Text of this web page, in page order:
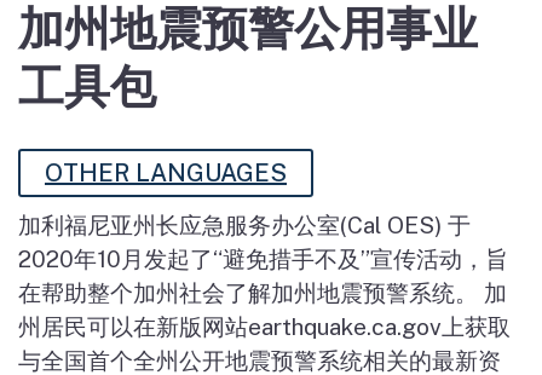
加州地震预警公用事业
工具包
OTHER LANGUAGES
加利福尼亚州长应急服务办公室(Cal OES) 于
2020年10月发起了“避免措手不及”宣传活动，旨
在帮助整个加州社会了解加州地震预警系统。 加
州居民可以在新版网站earthquake.ca.gov上获取
与全国首个全州公开地震预警系统相关的最新资